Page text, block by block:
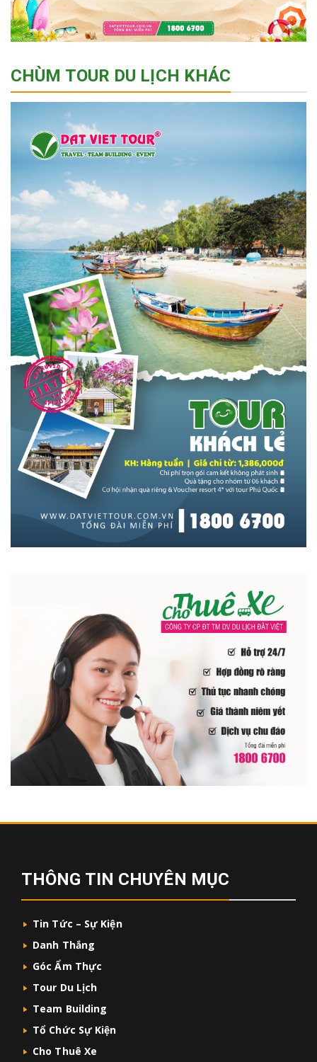
CHÙM TOUR DU LỊCH KHÁC
THÔNG TIN CHUYÊN MỤC
Tin Tức – Sự Kiện
Danh Thắng
Góc Ẩm Thực
Tour Du Lịch
Team Building
Tổ Chức Sự Kiện
Cho Thuê Xe